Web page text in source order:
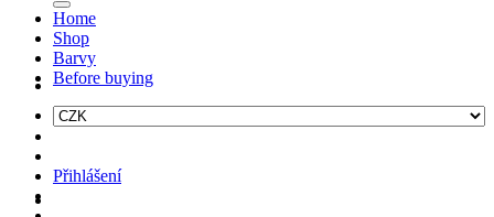
Home
Shop
Barvy
Before buying
Přihlášení